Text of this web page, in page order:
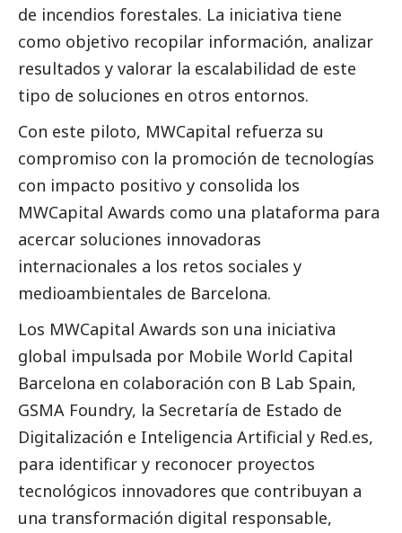
de incendios forestales. La iniciativa tiene
como objetivo recopilar información, analizar
resultados y valorar la escalabilidad de este
tipo de soluciones en otros entornos.
Con este piloto, MWCapital refuerza su
compromiso con la promoción de tecnologías
con impacto positivo y consolida los
MWCapital Awards como una plataforma para
acercar soluciones innovadoras
internacionales a los retos sociales y
medioambientales de Barcelona.
Los MWCapital Awards son una iniciativa
global impulsada por Mobile World Capital
Barcelona en colaboración con B Lab Spain,
GSMA Foundry, la Secretaría de Estado de
Digitalización e Inteligencia Artificial y Red.es,
para identificar y reconocer proyectos
tecnológicos innovadores que contribuyan a
una transformación digital responsable,